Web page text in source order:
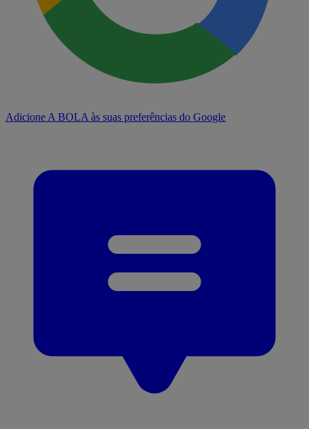
Adicione A BOLA às suas preferências do Google